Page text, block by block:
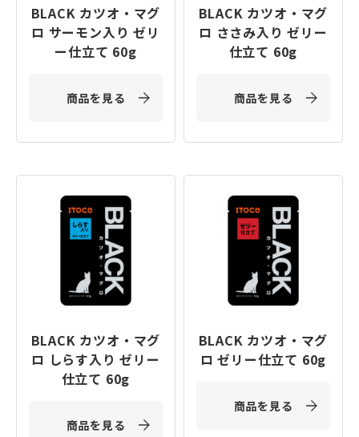
BLACK カツオ・マグ
ロ サーモン入り ゼリ
ー仕立て 60g
商品を見る
BLACK カツオ・マグ
ロ ささみ入り ゼリー
仕立て 60g
商品を見る
BLACK カツオ・マグ
ロ しらす入り ゼリー
仕立て 60g
商品を見る
BLACK カツオ・マグ
ロ ゼリー仕立て 60g
商品を見る